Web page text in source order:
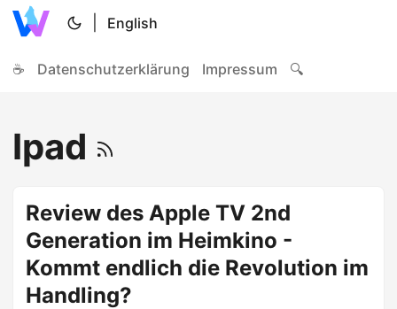
English
☕ Datenschutzerklärung Impressum 🔍
Ipad
Review des Apple TV 2nd
Generation im Heimkino -
Kommt endlich die Revolution im
Handling?